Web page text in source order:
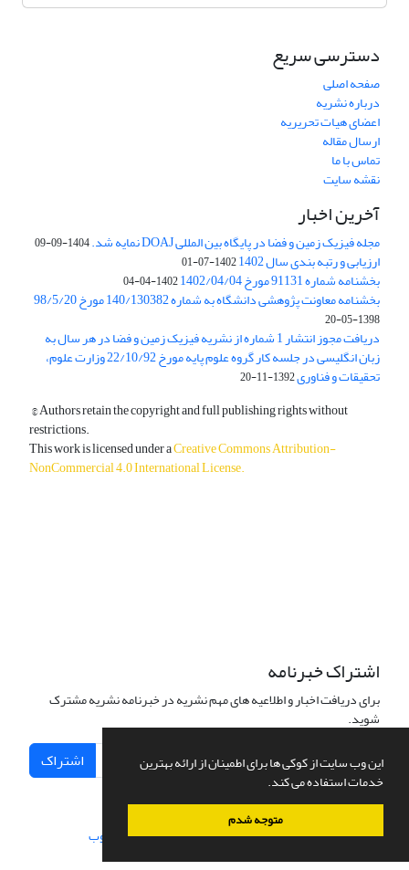
این وب سایت از کوکی ها برای اطمینان از ارائه بهترین
خدمات استفاده می کند.
متوجه شدم
دسترسی سریع
صفحه اصلی
درباره نشریه
اعضای هیات تحریریه
ارسال مقاله
تماس با ما
نقشه سایت
آخرین اخبار
مجله فیزیک زمین و فضا در پایگاه بین المللی DOAJ نمایه شد. 1404-09-09
ارزیابی و رتبه بندی سال 1402 1402-07-01
بخشنامه شماره 91131 مورخ 1402/04/04 1402-04-04
بخشنامه معاونت پژوهشی دانشگاه به شماره 140/130382 مورخ 98/5/20
1398-05-20
دریافت مجوز انتشار 1 شماره از نشریه فیزیک زمین و فضا در هر سال به
زبان انگلیسی در جلسه کار گروه علوم پایه مورخ 22/10/92 وزارت علوم،
تحقیقات و فناوری1392-11-20
© Authors retain the copyright and full publishing rights without
restrictions.
This work is licensed under aCreative Commons Attribution-
NonCommercial 4.0 International License.
اشتراک خبرنامه
برای دریافت اخبار و اطلاعیه های مهم نشریه در خبرنامه نشریه مشترک
شوید.
اشتراک
سامانه مدیریت نشریات علمی.طراحی و پیاده سازی از سیناوب